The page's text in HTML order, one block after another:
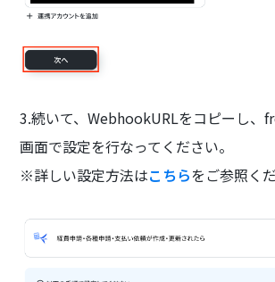
3.続いて、WebhookURLをコピーし、
画面で設定を行なってください。
※詳しい設定方法はこちらをご参照く